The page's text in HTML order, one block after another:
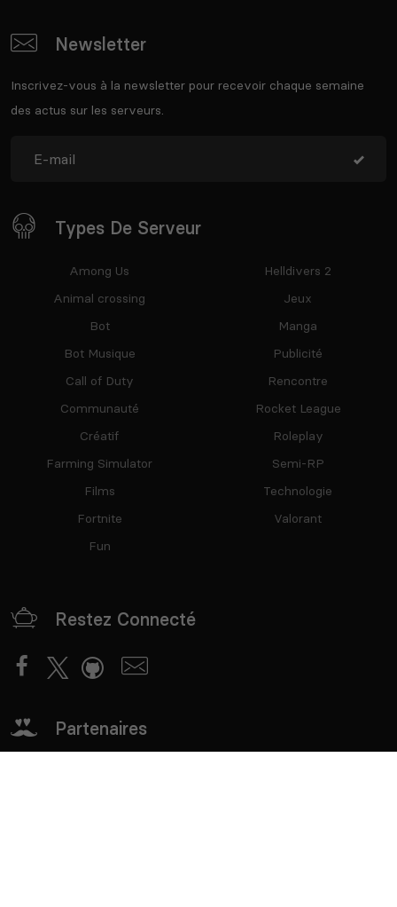
Newsletter
Inscrivez-vous à la newsletter pour recevoir chaque semaine
des actus sur les serveurs.
Types De Serveur
Among Us
Animal crossing
Bot
Bot Musique
Call of Duty
Communauté
Créatif
Farming Simulator
Films
Fortnite
Fun
Helldivers 2
Jeux
Manga
Publicité
Rencontre
Rocket League
Roleplay
Semi-RP
Technologie
Valorant
Restez Connecté
Partenaires